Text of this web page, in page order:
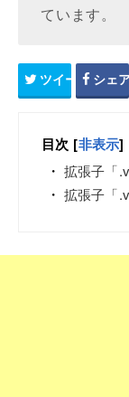
ています。
ツイート シェア
目次 [非表示]
拡張子「
拡張子「